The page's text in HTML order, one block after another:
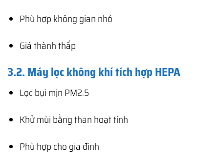
Phù hợp không gian nhỏ
Giá thành thấp
3.2. Máy lọc không khí tích hợp HEPA
Lọc bụi mịn PM2.5
Khử mùi bằng than hoạt tính
Phù hợp cho gia đình